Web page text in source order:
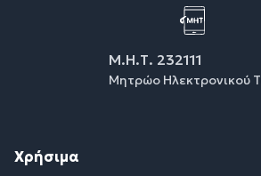
Μ.Η.Τ. 232111
Μητρώο Ηλεκτρονικού
Χρήσιμα